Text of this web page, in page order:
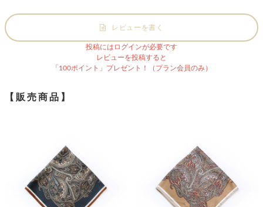
レビューを書く
投稿にはログインが必要です
レビューを投稿すると
「100ポイント」プレゼント！（プラン会員のみ）
【販売商品】